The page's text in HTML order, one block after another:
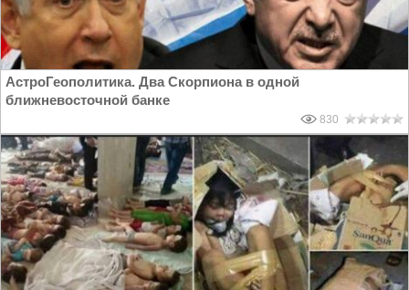
АстроГеополитика. Два Скорпиона в одной
ближневосточной банке
830